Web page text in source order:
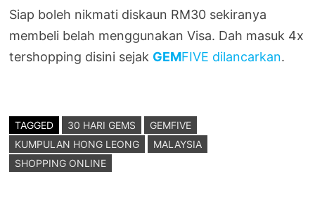
Siap boleh nikmati diskaun RM30 sekiranya
membeli belah menggunakan Visa. Dah masuk 4x
tershopping disini sejak GEMFIVE dilancarkan.
TAGGED 30 HARI GEMS
GEMFIVE
KUMPULAN HONG LEONG
MALAYSIA
SHOPPING ONLINE